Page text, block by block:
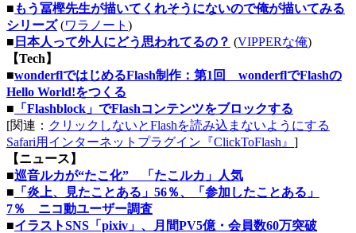
■ もう冨樫先生が描いてくれそうにないので俺が描いてみる
シリーズ(ワラノート )
■ 日本人って外人にどう思われてるの？ (VIPPERな俺)
【Tech】
■wonderflではじめるFlash制作：第1回 wonderflでFlashの
Hello World!をつくる
■ 「Flashblock」でFlashコンテンツをブロックする
[関連： クリックしないとFlashを読み込まないようにする
Safari用インターネットプラグイン『ClickToFlash』 ]
【ニュース】
■巡音ルカが“たこ化” 「たこルカ」人気
■ 「炎上、見たことある」56％、「参加したことある」
7％ ニコ動ユーザー調査
■イラストSNS「pixiv」、月間PV5億・会員数60万突破